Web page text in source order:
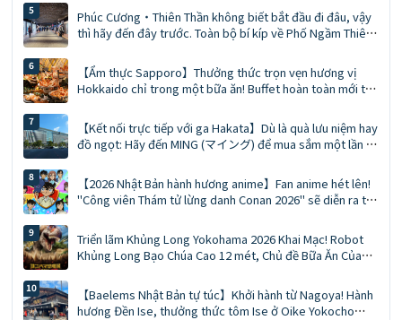
dẻ cười
Phúc Cương・Thiên Thần không biết bắt đầu đi đâu, vậy
thì hãy đến đây trước. Toàn bộ bí kíp về Phố Ngầm Thiên
một lần
【Ẩm thực Sapporo】Thưởng thức trọn vẹn hương vị
Hokkaido chỉ trong một bữa ăn! Buffet hoàn toàn mới tại
ngừ vây xanh miền Nam tự nhiên • Cà ri súp GARAKU
【Kết nối trực tiếp với ga Hakata】Dù là quà lưu niệm hay
đồ ngọt: Hãy đến MING (マイング) để mua sắm một lần là
dẫn toàn diện về MING (phiên bản 2026)
【2026 Nhật Bản hành hương anime】Fan anime hét lên!
"Công viên Thám tử lừng danh Conan 2026" sẽ diễn ra tại
ảnh cùng nhân vật, cẩm nang đặt trước phương tiện di
chuyển
Triển lãm Khủng Long Yokohama 2026 Khai Mạc! Robot
Khủng Long Bạo Chúa Cao 12 mét, Chủ đề Bữa Ăn Của
Làng
【Baelems Nhật Bản tự túc】Khởi hành từ Nagoya! Hành
hương Đền Ise, thưởng thức tôm Ise ở Oike Yokocho